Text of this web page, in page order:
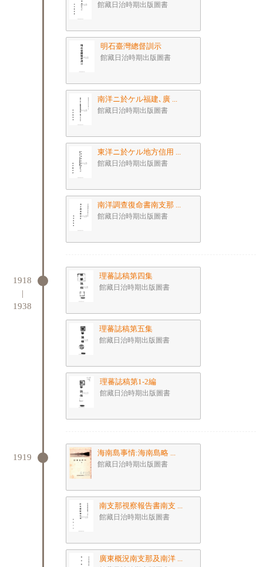
館藏日治時期出版圖書
明石臺灣總督訓示
館藏日治時期出版圖書
南洋ニ於ケル福建､廣 ...
館藏日治時期出版圖書
東洋ニ於ケル地方信用 ...
館藏日治時期出版圖書
南洋調查復命書南支那 ...
館藏日治時期出版圖書
1918
|
1938
理蕃誌稿第四集
館藏日治時期出版圖書
理蕃誌稿第五集
館藏日治時期出版圖書
理蕃誌稿第1-2編
館藏日治時期出版圖書
1919 海南島事情:海南島略 ...
館藏日治時期出版圖書
南支那視察報告書南支 ...
館藏日治時期出版圖書
廣東概況南支那及南洋 ...